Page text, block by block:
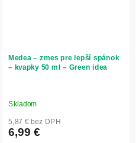
Medea – zmes pre lepší spánok
– kvapky 50 ml – Green idea
Skladom
5,87 € bez DPH
6,99 €